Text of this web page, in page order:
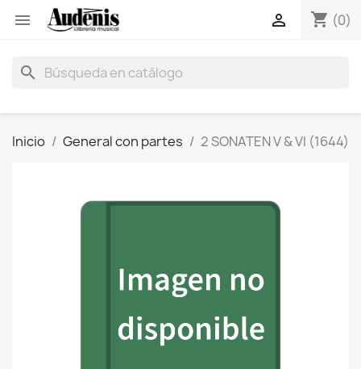
 shopping_cart (0)

search
Inicio General con partes 2 SONATEN V & VI (1644)